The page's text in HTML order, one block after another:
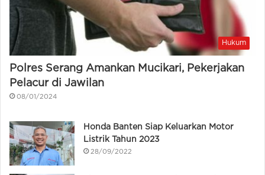
Hukum
Polres Serang Amankan Mucikari, Pekerjakan
Pelacur di Jawilan
08/01/2024
Honda Banten Siap Keluarkan Motor
Listrik Tahun 2023
28/09/2022